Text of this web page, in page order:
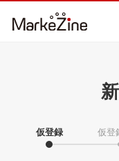
仮登録 仮登